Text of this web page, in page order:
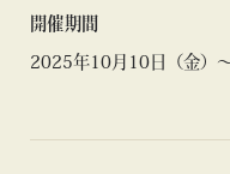
開催期間
2025年10月10日（金）